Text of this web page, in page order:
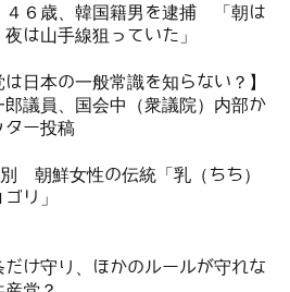
４６歳、韓国籍男を逮捕 「朝は
は山手線狙っていた」
は日本の一般常識を知らない？】
郎議員、国会中（衆議院）内部か
ター投稿
朝鮮女性の伝統「乳（ちち）
リ」
だけ守り、ほかのルールが守れな